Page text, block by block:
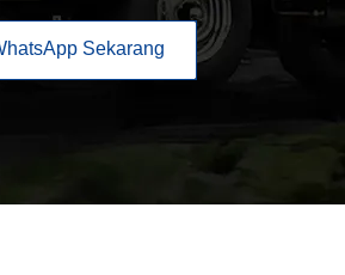
Sekarang